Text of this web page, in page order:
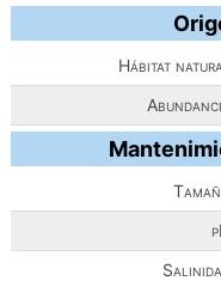
Hábitat